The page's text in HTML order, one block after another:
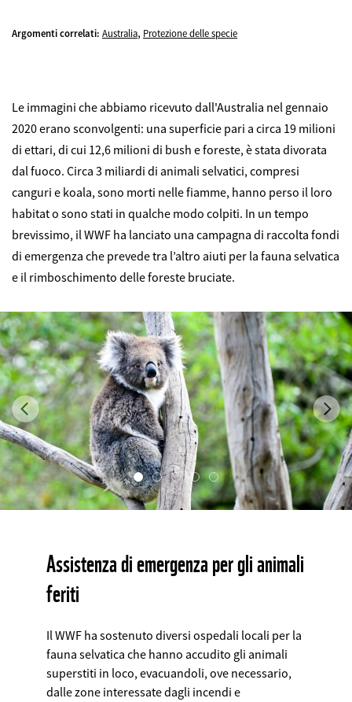
Argomenti correlati: Australia, Protezione delle specie
Le immagini che abbiamo ricevuto dall'Australia nel gennaio
2020 erano sconvolgenti: una superficie pari a circa 19 milioni
di ettari, di cui 12,6 milioni di bush e foreste, è stata divorata
dal fuoco. Circa 3 miliardi di animali selvatici, compresi
canguri e koala, sono morti nelle fiamme, hanno perso il loro
habitat o sono stati in qualche modo colpiti. In un tempo
brevissimo, il WWF ha lanciato una campagna di raccolta fondi
di emergenza che prevede tra l’altro aiuti per la fauna selvatica
e il rimboschimento delle foreste bruciate.
©
Assistenza di emergenza per gli animali
feriti
Il WWF ha sostenuto diversi ospedali locali per la
fauna selvatica che hanno accudito gli animali
superstiti in loco, evacuandoli, ove necessario,
dalle zone interessate dagli incendi e
Previous